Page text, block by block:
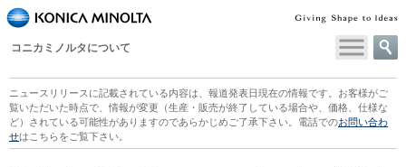
コニカミノルタについて
ニュースリリースに記載されている内容は、報道発表日現在の情報です。お客様がご
覧いただいた時点で、情報が変更（生産・販売が終了している場合や、価格、仕様な
ど）されている可能性がありますのであらかじめご了承下さい。電話でのお問い合わ
せはこちらをご覧下さい。